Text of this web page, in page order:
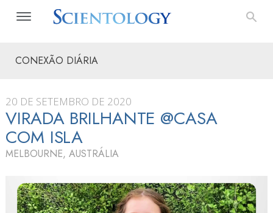
CONEXÃO DIÁRIA
20 DE SETEMBRO DE 2020
VIRADA BRILHANTE @CASA
COM ISLA
MELBOURNE, AUSTRÁLIA